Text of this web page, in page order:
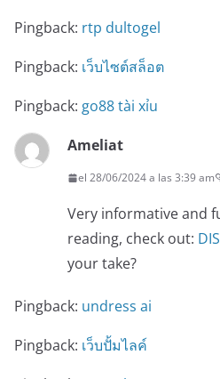
Pingback: rtp dultogel
Pingback: เว็บไซต์สล็อต
Pingback: go88 tài xỉu
Ameliat
el 28/06/2024 a las 3:39 am
Very informative and
reading, check out:
your take?
Pingback: undress ai
Pingback: เว็บปั้มไลค์